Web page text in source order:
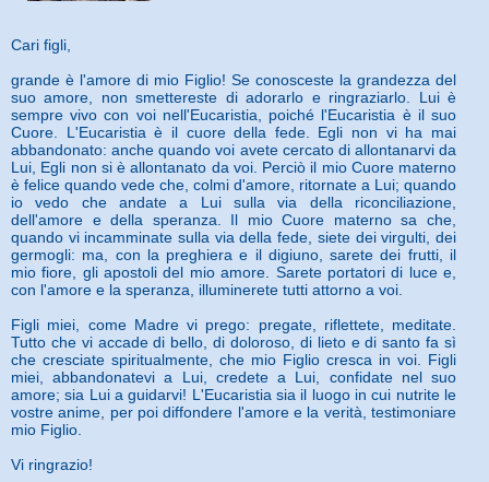
Cari figli,
grande è l'amore di mio Figlio! Se conosceste la grandezza del
suo amore, non smettereste di adorarlo e ringraziarlo. Lui è
sempre vivo con voi nell'Eucaristia, poiché l'Eucaristia è il suo
Cuore. L'Eucaristia è il cuore della fede. Egli non vi ha mai
abbandonato: anche quando voi avete cercato di allontanarvi da
Lui, Egli non si è allontanato da voi. Perciò il mio Cuore materno
è felice quando vede che, colmi d'amore, ritornate a Lui; quando
io vedo che andate a Lui sulla via della riconciliazione,
dell'amore e della speranza. Il mio Cuore materno sa che,
quando vi incamminate sulla via della fede, siete dei virgulti, dei
germogli: ma, con la preghiera e il digiuno, sarete dei frutti, il
mio fiore, gli apostoli del mio amore. Sarete portatori di luce e,
con l'amore e la speranza, illuminerete tutti attorno a voi.
Figli miei, come Madre vi prego: pregate, riflettete, meditate.
Tutto che vi accade di bello, di doloroso, di lieto e di santo fa sì
che cresciate spiritualmente, che mio Figlio cresca in voi. Figli
miei, abbandonatevi a Lui, credete a Lui, confidate nel suo
amore; sia Lui a guidarvi! L'Eucaristia sia il luogo in cui nutrite le
vostre anime, per poi diffondere l'amore e la verità, testimoniare
mio Figlio.
Vi ringrazio!